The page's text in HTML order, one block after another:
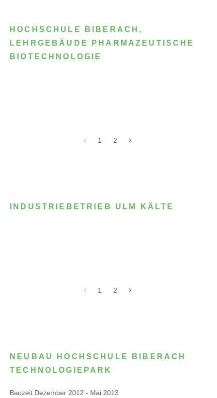
HOCHSCHULE BIBERACH,
LEHRGEBÄUDE PHARMAZEUTISCHE
BIOTECHNOLOGIE
1 2
INDUSTRIEBETRIEB ULM KÄLTE
1 2
NEUBAU HOCHSCHULE BIBERACH
TECHNOLOGIEPARK
Bauzeit Dezember 2012 - Mai 2013